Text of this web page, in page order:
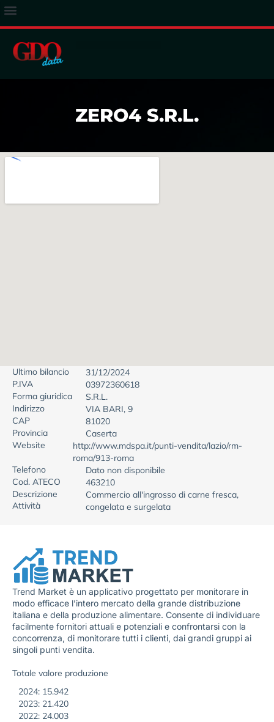
ZERO4 S.R.L.
Ultimo bilancio
31/12/2024
P.IVA
03972360618
Forma giuridica
S.R.L.
Indirizzo
VIA BARI, 9
CAP
81020
Provincia
Caserta
Website
http://www.mdspa.it/punti-vendita/lazio/rm-
roma/913-roma
Telefono
Dato non disponibile
Cod. ATECO
463210
Descrizione
Attività
Commercio all'ingrosso di carne fresca,
congelata e surgelata
Trend Market è un applicativo progettato per monitorare in
modo efficace l’intero mercato della grande distribuzione
italiana e della produzione alimentare. Consente di individuare
facilmente fornitori attuali e potenziali e confrontarsi con la
concorrenza, di monitorare tutti i clienti, dai grandi gruppi ai
singoli punti vendita.
Totale valore produzione
2024: 15.942
2023: 21.420
2022: 24.003